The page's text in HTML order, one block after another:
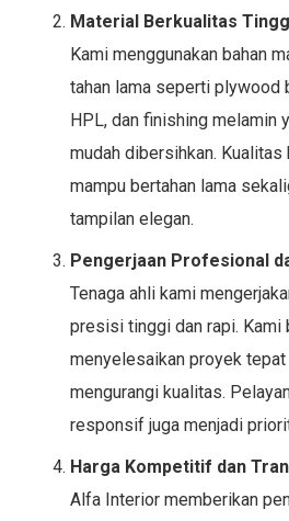
Material Berkualitas
Kami menggunakan bahan
tahan lama seperti plywood
HPL, dan finishing melamin
mudah dibersihkan. Kualitas
mampu bertahan lama
tampilan elegan.
Pengerjaan Profesional
Tenaga ahli kami
presisi tinggi dan rapi. Kami
menyelesaikan proyek
mengurangi kualitas.
responsif juga menjadi
Harga Kompetitif dan
Alfa Interior memberikan